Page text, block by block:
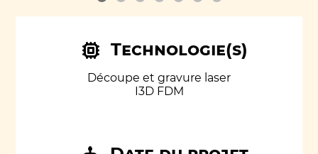
Technologie(s)
Découpe et gravure laser
I3D FDM